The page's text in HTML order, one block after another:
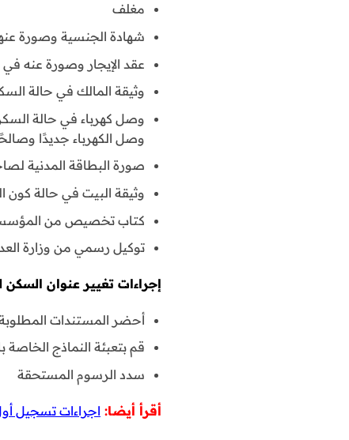
مغلف
شهادة الجنسية وصورة عنها
عقد الإيجار وصورة عنه
وثيقة المالك في حالة
وصل كهرباء في حالة
وصل الكهرباء جديدًا وصالحًا لمدة(6) أشهر وموضحًا فيه
صورة البطاقة المدنية
وثيقة البيت في حالة كون
كتاب تخصيص من المؤسسة
توكيل رسمي من وزارة
إجراءات تغيير عنوان
أحضر المستندات المطلوبة
قم بتعبئة النماذج الخاصة
سدد الرسوم المستحقة
أقرأ أيضا: اجراءات تسجيل